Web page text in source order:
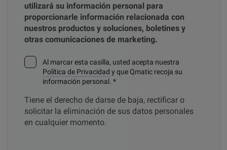
utilizará su información personal para
proporcionarle información relacionada con
nuestros productos y soluciones, boletines y
otras comunicaciones de marketing.
Al marcar esta casilla, usted acepta nuestra
Política de Privacidad y que Qmatic recoja su
información personal. *
Tiene el derecho de darse de baja, rectificar o
solicitar la eliminación de sus datos personales
en cualquier momento.